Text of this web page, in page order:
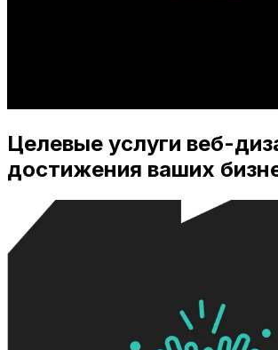
Целевые услуги веб-
достижения ваших